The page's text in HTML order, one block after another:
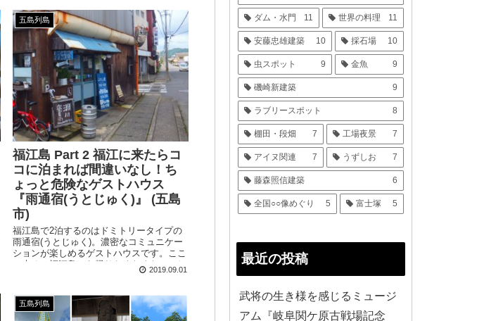
五島列島
福江島 Part 2 福江に来たらコ
コに泊まれば間違いなし！ち
ょっと危険なゲストハウス
『雨通宿(うとじゅく)』 (五島
市)
福江島で2泊するのはドミトリータイプの
雨通宿(うとじゅく)。濃密なコミュニケー
ションが楽しめるゲストハウスです。ここ
に来ると福江島から帰りたくなくなってし
まい、うっかり移住してしまう危険性もあ
2019.09.01
五島列島
ダム・水門 11 世界の料理 11
安藤忠雄建築 10 採石場 10
虫スポット 9 金魚 9
磯崎新建築 9
ラブリースポット 8
棚田・段畑 7 工場夜景 7
アイヌ関連 7 うずしお 7
藤森照信建築 6
全国○○像めぐり 5 富士塚 5
最近の投稿
武将の生き様を感じるミュージ
アム『岐阜関ケ原古戦場記念